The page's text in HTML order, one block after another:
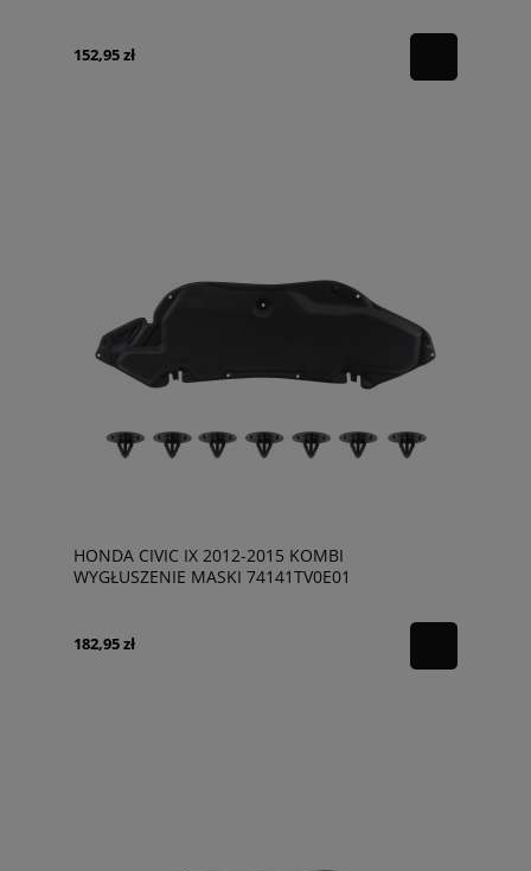
152,95 zł
HONDA CIVIC IX 2012-2015 KOMBI
WYGŁUSZENIE MASKI 74141TV0E01
182,95 zł